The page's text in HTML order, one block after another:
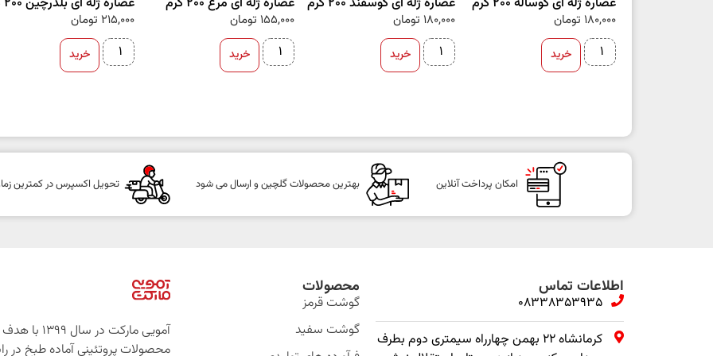
180,000 تومان
خرید
180,000 تومان
خرید
155,000 تومان
خرید
215,000 تومان
خرید
امکان پرداخت آنلاین بهترین محصولات گلچین و ارسال می شود تحویل اکسپرس در کمترین
اطلاعات تماس
08338353935
کرمانشاه ۲۲ بهمن چهارراه سیمتری دوم بطرف
محصولات
گوشت قرمز
گوشت سفید
آمویی مارکت در سال
محصولات پروتئینی آماده طبخ در